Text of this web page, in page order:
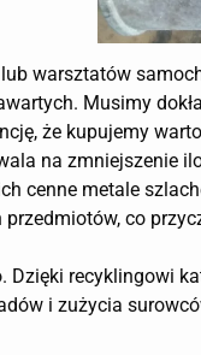
warsztatów
Musimy
że kupujemy
na zmniejszenie
cenne metale
co
recyklingowi
i zużycia